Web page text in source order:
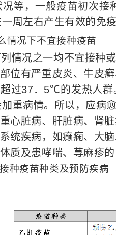
况等，一般疫苗初次接
周左右产生有效的免
情况下不宜接种疫苗
情况之一均不宜接种
位有严重皮炎、牛皮
过37．5℃的发热人群
重病情。所以，应病愈
心脏病、肝脏病、肾
统疾病，如癫痫、大
质及患哮喘、荨麻疹的
种疫苗种类及预防疾病